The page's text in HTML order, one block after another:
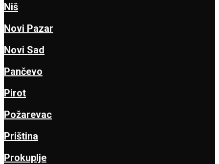
Niš
Novi Pazar
Novi Sad
Pančevo
Pirot
Požarevac
Priština
Prokuplje